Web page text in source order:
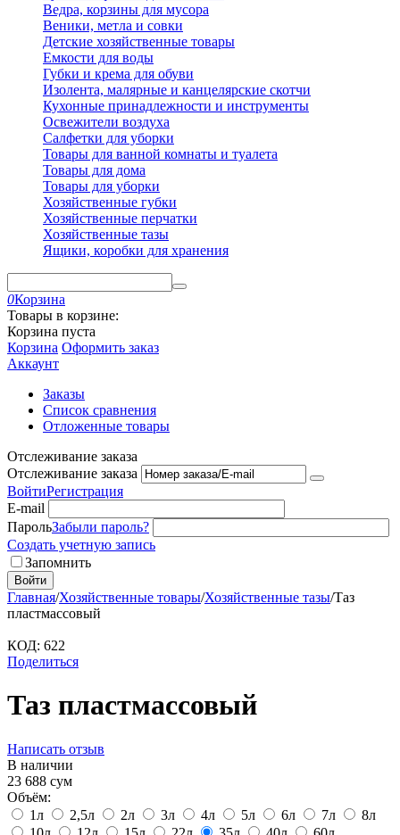
Ведра, корзины для мусора
Веники, метла и совки
Детские хозяйственные товары
Емкости для воды
Губки и крема для обуви
Изолента, малярные и канцелярские скотчи
Кухонные принадлежности и инструменты
Освежители воздуха
Салфетки для уборки
Товары для ванной комнаты и туалета
Товары для дома
Товары для уборки
Хозяйственные губки
Хозяйственные перчатки
Хозяйственные тазы
Ящики, коробки для хранения
0Корзина
Товары в корзине:
Корзина пуста
Корзина Оформить заказ
Аккаунт
Заказы
Список сравнения
Отложенные товары
Отслеживание заказа
Отслеживание заказа
ВойтиРегистрация
E-mail
ПарольЗабыли пароль?
Создать учетную запись
Запомнить
Войти
Главная/Хозяйственные товары/Хозяйственные тазы/Таз
пластмассовый
КОД: 622
Поделиться
Таз пластмассовый
Написать отзыв
В наличии
23 688 сум
Объём:
1л
2,5л 2л 3л 4л 5л 6л 7л
8л